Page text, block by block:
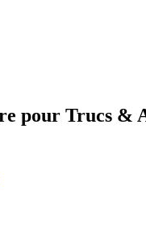
pour Trucs &